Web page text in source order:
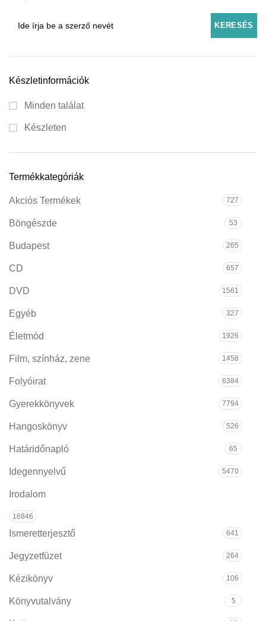
Készletinformációk
Minden találat
Készleten
Termékkategóriák
Akciós Termékek 727
Böngészde 53
Budapest 265
CD 657
DVD 1561
Egyéb 327
Életmód 1926
Film, színház, zene 1458
Folyóirat 6384
Gyerekkönyvek 7794
Hangoskönyv 526
Határidőnapló 65
Idegennyelvű 5470
Irodalom
16846
Ismeretterjesztő 641
Jegyzetfüzet 264
Kézikönyv 106
Könyvutalvány 5